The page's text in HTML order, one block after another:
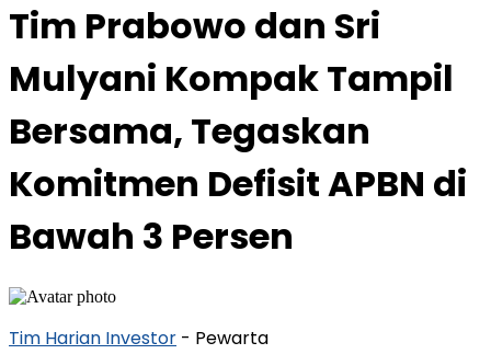
Tim Prabowo dan Sri
Mulyani Kompak Tampil
Bersama, Tegaskan
Komitmen Defisit APBN di
Bawah 3 Persen
Tim Harian Investor - Pewarta